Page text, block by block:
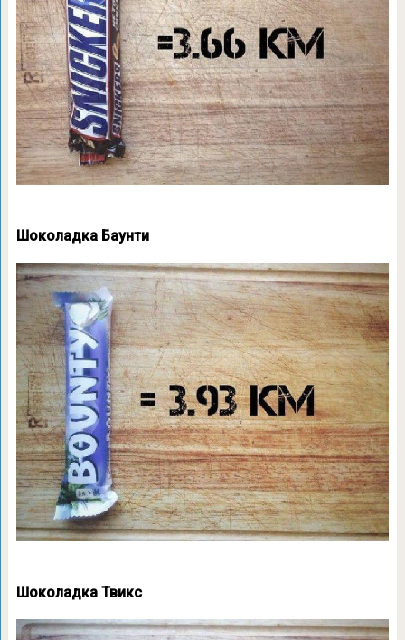
Шоколадка Баунти
Шоколадка Твикс